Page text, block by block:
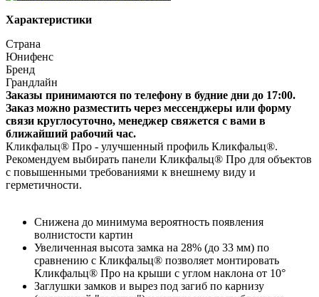
Характеристики
Страна
Юнифенс
Бренд
Грандлайн
Заказы принимаются по телефону в будние дни до 17:00.
Заказ можно разместить через мессенджеры или форму
связи круглосуточно, менеджер свяжется с вами в
ближайший рабочий час.
Кликфальц® Про - улучшенный профиль Кликфальц®.
Рекомендуем выбирать панели Кликфальц® Про для объектов
с повышенными требованиями к внешнему виду и
герметичности.
Снижена до минимума вероятность появления
волнистости картин
Увеличенная высота замка на 28% (до 33 мм) по
сравнению с Кликфальц® позволяет монтировать
Кликфальц® Про на крыши с углом наклона от 10°
Заглушки замков и вырез под загиб по карнизу